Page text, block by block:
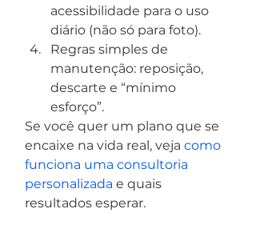
acessibilidade para o uso
diário (não só para foto).
Regras simples de
manutenção: reposição,
descarte e “mínimo
esforço”.
Se você quer um plano que se
encaixe na vida real, veja como
funciona uma consultoria
personalizada e quais
resultados esperar.